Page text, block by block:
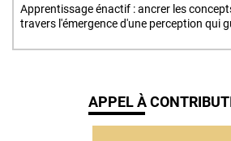
Apprentissage énactif : ancrer les
travers l'émergence d'une perception qui
APPEL À